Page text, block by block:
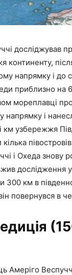
досліджував
континенту,
напрямку і до
приблизно на
мореплавці
напрямку і
км узбережжя
і Охеда знову
дослідження
300 км в
повернувся в
Амеріго